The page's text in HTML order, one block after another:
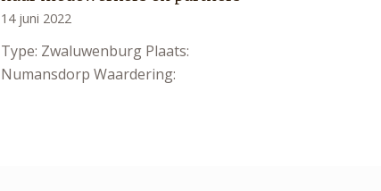
14 juni 2022
Type: Zwaluwenburg Plaats:
Numansdorp Waardering: